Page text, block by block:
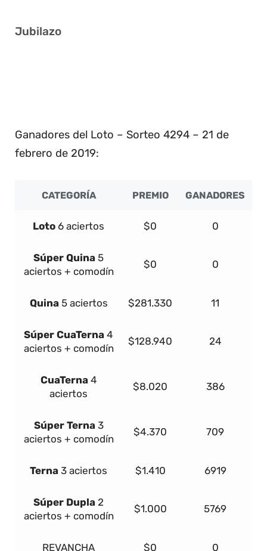
Jubilazo
Ganadores del Loto – Sorteo 4294 – 21 de
febrero de 2019:
CATEGORÍA PREMIO GANADORES
Loto 6 aciertos $0 0
Súper Quina 5
aciertos + comodín
$0 0
Quina 5 aciertos $281.330 11
Súper CuaTerna 4
aciertos + comodín
$128.940 24
CuaTerna 4
aciertos
$8.020 386
Súper Terna 3
aciertos + comodín
$4.370 709
Terna 3 aciertos $1.410 6919
Súper Dupla 2
aciertos + comodín
$1.000 5769
REVANCHA $0 0